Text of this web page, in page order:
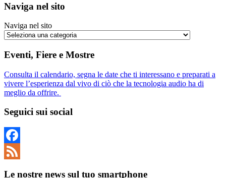
Naviga nel sito
Naviga nel sito
Eventi, Fiere e Mostre
Consulta il calendario, segna le date che ti interessano e preparati a
vivere l’esperienza dal vivo di ciò che la tecnologia audio ha di
meglio da offrire.
Seguici sui social
Facebook
Le nostre news sul tuo smartphone